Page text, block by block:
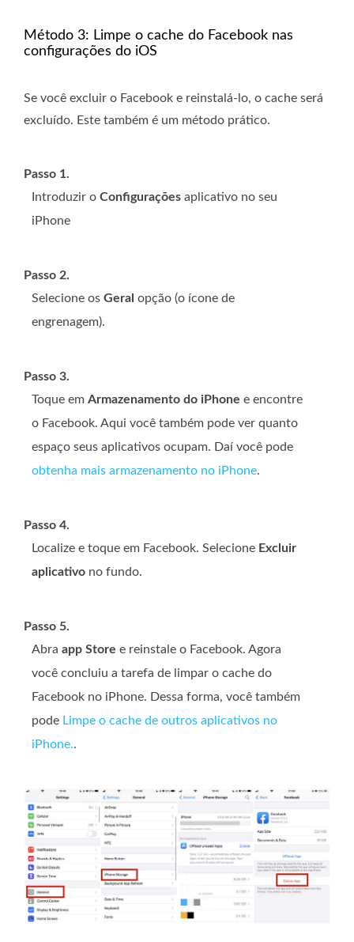
Método 3: Limpe o cache do Facebook nas
configurações do iOS
Se você excluir o Facebook e reinstalá-lo, o cache será
excluído. Este também é um método prático.
Passo 1.
Introduzir o Configurações aplicativo no seu
iPhone
Passo 2.
Selecione os Geral opção (o ícone de
engrenagem).
Passo 3.
Toque em Armazenamento do iPhone e encontre
o Facebook. Aqui você também pode ver quanto
espaço seus aplicativos ocupam. Daí você pode
obtenha mais armazenamento no iPhone.
Passo 4.
Localize e toque em Facebook. Selecione Excluir
aplicativo no fundo.
Passo 5.
Abra app Store e reinstale o Facebook. Agora
você concluiu a tarefa de limpar o cache do
Facebook no iPhone. Dessa forma, você também
pode Limpe o cache de outros aplicativos no
iPhone..